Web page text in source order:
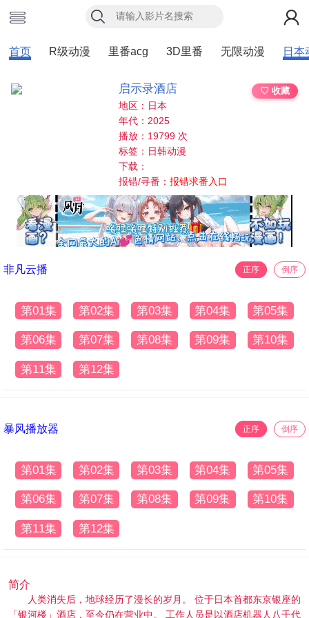
首页 R级动漫 里番acg 3D里番 无限动漫 日本
启示录酒店
♡ 收藏
地区：日本
年代：2025
播放：19799 次
标签：日韩动漫
下载：
报错/寻番：报错求番入口
非凡云播 正序 倒序
第01集 第02集 第03集 第04集 第05集
第06集 第07集 第08集 第09集 第10集
第11集 第12集
暴风播放器 正序 倒序
第01集 第02集 第03集 第04集 第05集
第06集 第07集 第08集 第09集 第10集
第11集 第12集
简介
人类消失后，地球经历了漫长的岁月。 位于日本首都东京银座的
「银河楼」酒店，至今仍在营业中。 工作人员是以酒店机器人八千代